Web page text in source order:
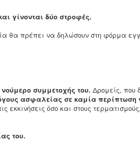
γίνονται δύο στροφές.
θα πρέπει να δηλώσουν στη φόρμα
συμμετοχής του. Δρομείς, που
ασφαλείας σε καμία περίπτωση
εκκινήσεις όσο και στους
του.